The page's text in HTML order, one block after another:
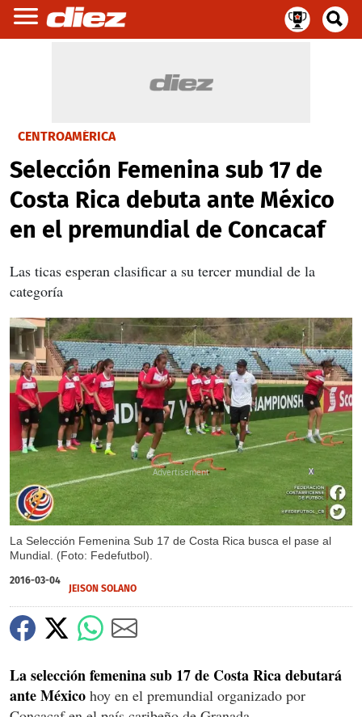
CENTROAMÉRICA
Selección Femenina sub 17 de
Costa Rica debuta ante México
en el premundial de Concacaf
Las ticas esperan clasificar a su tercer mundial de la
categoría
La Selección Femenina Sub 17 de Costa Rica busca el pase al
Mundial. (Foto: Fedefutbol).
X
2016-03-04
JEISON SOLANO
La selección femenina sub 17 de Costa Rica debutará
ante México hoy en el premundial organizado por